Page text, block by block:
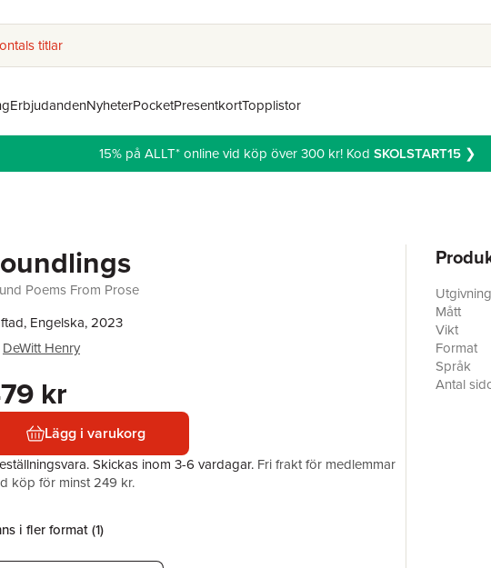
titlar
ErbjudandenNyheterPocketPresentkortTopplistor
15% på ALLT* online vid köp över 300 kr! Kod SKOLSTART15❯
Poems From Prose
Engelska, 2023
DeWitt Henry
kr
Lägg i varukorg
Skickas inom 3-6 vardagar. Fri frakt för medlemmar
köp för minst 249 kr.
i fler format (1)
Mått
Vikt
Format
Språk
Antal